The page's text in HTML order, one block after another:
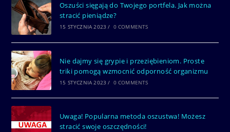
Oszuści sięgają do Twojego portfela. Jak można
stracić pieniądze?
15 STYCZNIA 2023 / 0 COMMENTS
Nie dajmy się grypie i przeziębieniom. Proste
triki pomogą wzmocnić odporność organizmu
15 STYCZNIA 2023 / 0 COMMENTS
Uwaga! Popularna metoda oszustwa! Możesz
stracić swoje oszczędności!